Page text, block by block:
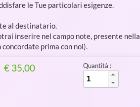
le Tue particolari esigenze.
al destinatario.
inserire nel campo note, presente nella
prima con noi).
€ 35,00 Quantità :